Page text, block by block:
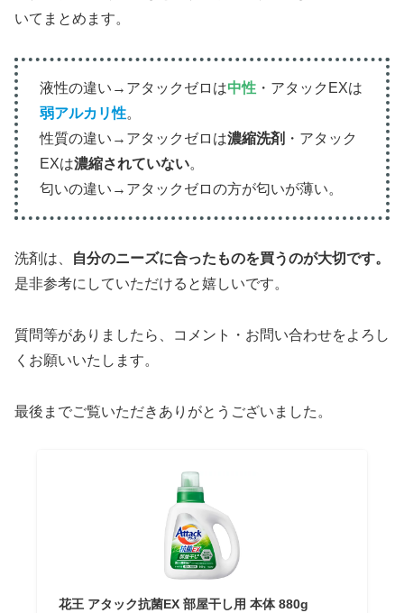
いてまとめます。
液性の違い→アタックゼロは中性 ・アタックEXは
弱アルカリ性。
性質の違い→アタックゼロは濃縮洗剤 ・アタック
EXは濃縮されていない。
匂いの違い→アタックゼロの方が匂いが薄い。
洗剤は、
自分のニーズに合ったものを買うのが大切です。
是非参考にしていただけると嬉しいです。
質問等がありましたら、コメント・お問い合わせをよろし
くお願いいたします。
最後までご覧いただきありがとうございました。
花王 アタック抗菌EX 部屋干し用 本体 880g